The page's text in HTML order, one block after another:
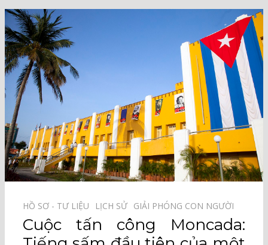
HỒ SƠ - TƯ LIỆU⠀ LỊCH SỬ⠀ GIẢI PHÓNG CON NGƯỜI⠀
Cuộc tấn công Moncada: